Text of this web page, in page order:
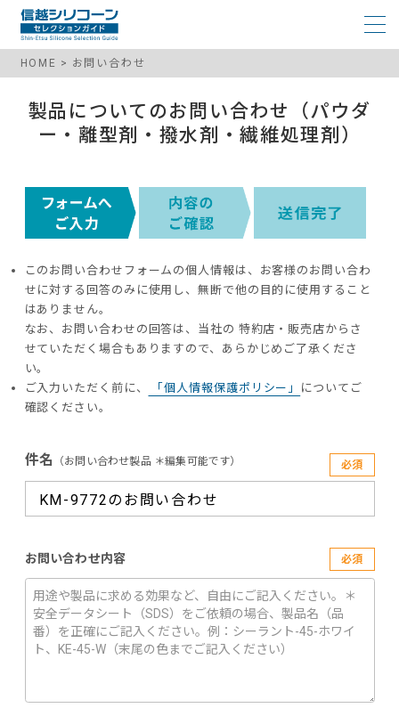
HOME お問い合わせ
製品についてのお問い合わせ（パウダ
ー・離型剤・撥水剤・繊維処理剤）
このお問い合わせフォームの個人情報は、お客様のお問い合わ
せに対する回答のみに使用し、無断で他の目的に使用すること
はありません。
なお、お問い合わせの回答は、当社の 特約店・販売店からさ
せていただく場合もありますので、あらかじめご了承くださ
い。
ご入力いただく前に、
「個人情報保護ポリシー」
についてご
確認ください。
件名 （お問い合わせ製品 ＊編集可能です） 必須
お問い合わせ内容 必須